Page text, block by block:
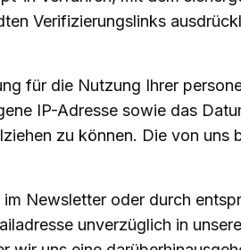
Verifizierungslinks
für die Nutzung Ihrer
IP-Adresse sowie das
zu können. Die von
Newsletter oder durch
unverzüglich in